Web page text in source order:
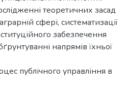
теоретичних засад
сфері, систематизації
забезпечення
напрямів їхньої
публічного управління в